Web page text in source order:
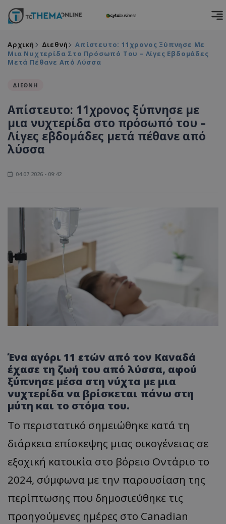
Αρχική Διεθνή
Απίστευτο: 11χρονος Ξύπνησε Με
Μια Νυχτερίδα Στο Πρόσωπό Του – Λίγες Εβδομάδες
Μετά Πέθανε Από Λύσσα
ΔΙΕΘΝΗ
Απίστευτο: 11χρονος ξύπνησε με
μια νυχτερίδα στο πρόσωπό του –
Λίγες εβδομάδες μετά πέθανε από
λύσσα
04.07.2026 - 09:42
Ένα αγόρι 11 ετών από τον Καναδά
έχασε τη ζωή του από λύσσα, αφού
ξύπνησε μέσα στη νύχτα με μια
νυχτερίδα να βρίσκεται πάνω στη
μύτη και το στόμα του.
Το περιστατικό σημειώθηκε κατά τη
διάρκεια επίσκεψης μιας οικογένειας σε
εξοχική κατοικία στο βόρειο Οντάριο το
2024, σύμφωνα με την παρουσίαση της
περίπτωσης που δημοσιεύθηκε τις
προηγούμενες ημέρες στο Canadian